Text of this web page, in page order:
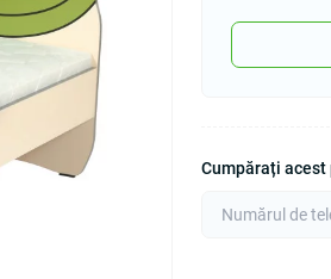
Cumpărați acest